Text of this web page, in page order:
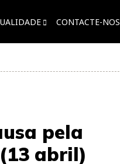
CONTACTE-NOS
pela
abril)